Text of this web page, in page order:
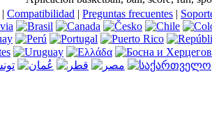
| Compatibilidad | Preguntas frecuentes |